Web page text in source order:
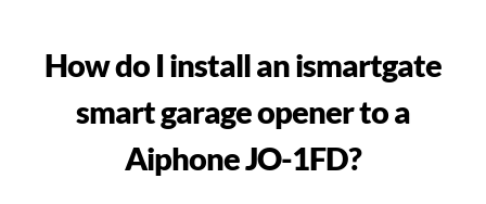
How do I install an ismartgate
smart garage opener to a
Aiphone JO-1FD?